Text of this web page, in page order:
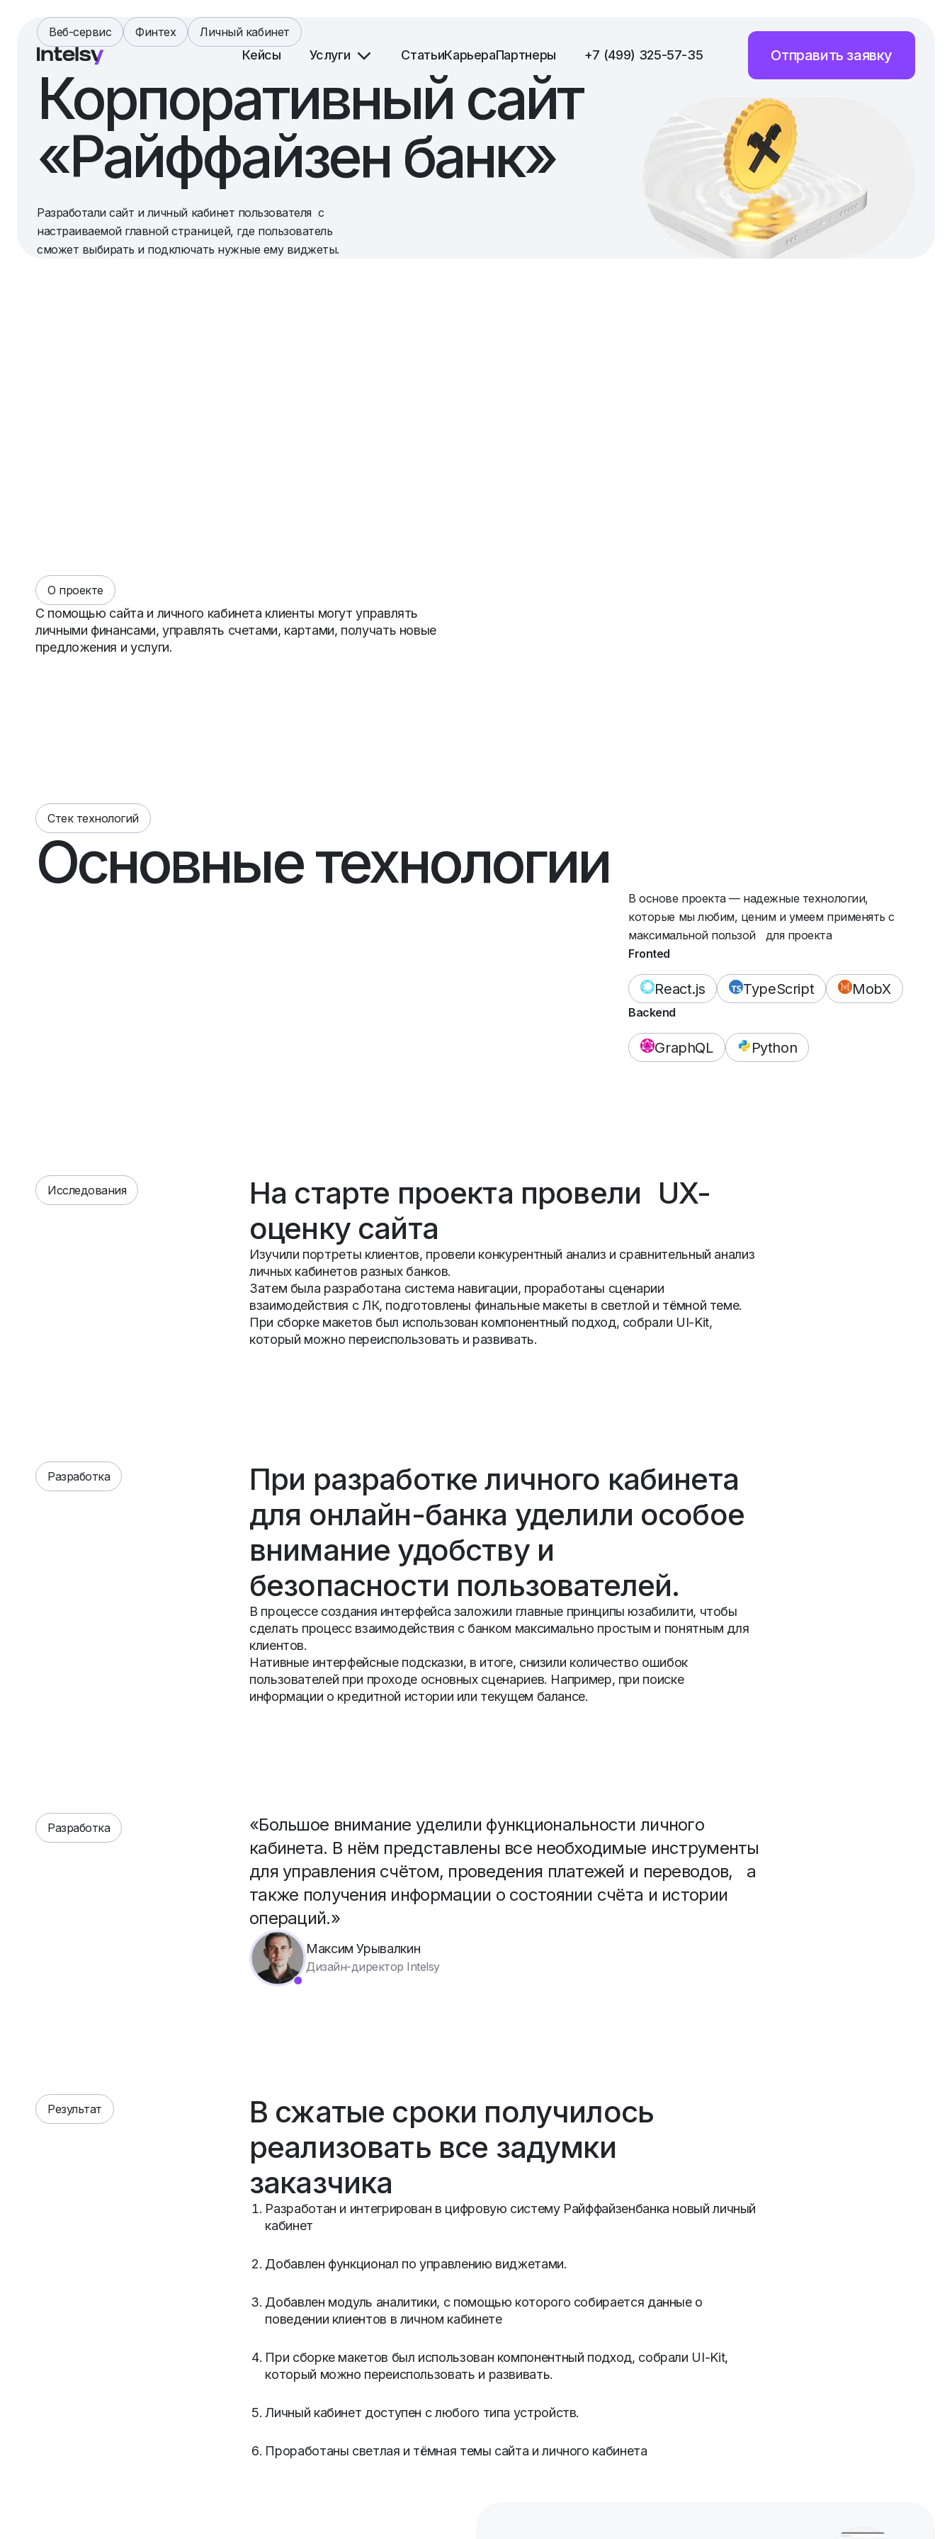
Кейсы Услуги СтатьиКарьераПартнеры +7 (499) 325-57-35 Отправить заявку
Веб-сервис Финтех Личный кабинет
Корпоративный сайт
«Райффайзен банк»
Разработали сайт и личный кабинет пользователя с
настраиваемой главной страницей, где пользователь
сможет выбирать и подключать нужные ему виджеты.
О проекте
С помощью сайта и личного кабинета клиенты могут управлять
личными финансами, управлять счетами, картами, получать новые
предложения и услуги.
Стек технологий
Основные технологии
В основе проекта — надежные технологии,
которые мы любим, ценим и умеем применять с
максимальной пользой для проекта
Fronted
React.js TypeScript MobX
Backend
GraphQL Python
Исследования
На старте проекта провели UX-
оценку сайта
Изучили портреты клиентов, провели конкурентный анализ и сравнительный анализ
личных кабинетов разных банков.
Затем была разработана система навигации, проработаны сценарии
взаимодействия с ЛК, подготовлены финальные макеты в светлой и тёмной теме.
При сборке макетов был использован компонентный подход, собрали UI-Kit,
который можно переиспользовать и развивать.
Разработка
При разработке личного кабинета
для онлайн-банка уделили особое
внимание удобству и
безопасности пользователей.
В процессе создания интерфейса заложили главные принципы юзабилити, чтобы
сделать процесс взаимодействия с банком максимально простым и понятным для
клиентов.
Нативные интерфейсные подсказки, в итоге, снизили количество ошибок
пользователей при проходе основных сценариев. Например, при поиске
информации о кредитной истории или текущем балансе.
Разработка
«Большое внимание уделили функциональности личного
кабинета. В нём представлены все необходимые инструменты
для управления счётом, проведения платежей и переводов, а
также получения информации о состоянии счёта и истории
операций.»
Максим Урывалкин
Дизайн-директор Intelsy
Результат
В сжатые сроки получилось
реализовать все задумки
заказчика
Разработан и интегрирован в цифровую систему Райффайзенбанка новый личный
кабинет
Добавлен функционал по управлению виджетами.
Добавлен модуль аналитики, с помощью которого собирается данные о
поведении клиентов в личном кабинете
При сборке макетов был использован компонентный подход, собрали UI-Kit,
который можно переиспользовать и развивать.
Личный кабинет доступен с любого типа устройств.
Проработаны светлая и тёмная темы сайта и личного кабинета